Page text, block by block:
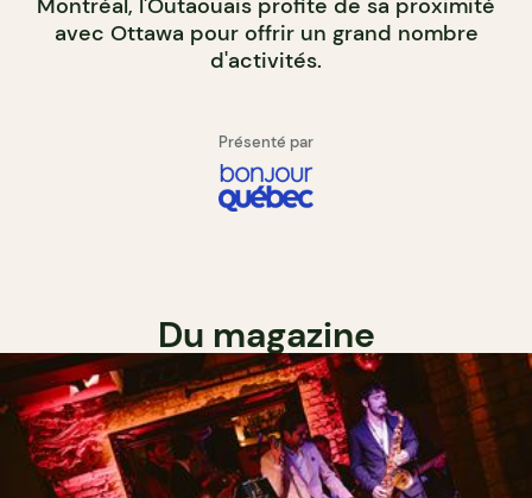
Montréal, l'Outaouais profite de sa proximité
avec Ottawa pour offrir un grand nombre
d'activités.
Présenté par
Du magazine